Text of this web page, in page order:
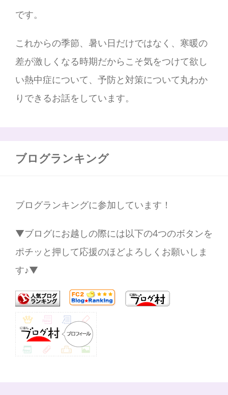
です。
これからの季節、暑い日だけではなく、寒暖の
差が激しくなる時期だからこそ気をつけて欲し
い熱中症について、予防と対策について丸わか
りできるお話をしています。
ブログランキング
ブログランキングに参加しています！
▼ブログにお越しの際には以下の4つのボタンを
ポチッと押して応援のほどよろしくお願いしま
す♪▼